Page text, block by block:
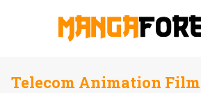
Telecom Animation Film